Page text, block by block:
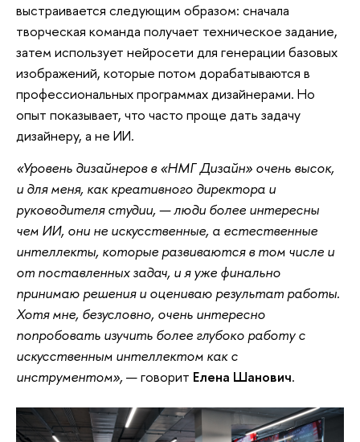
выстраивается следующим образом: сначала
творческая команда получает техническое задание,
затем использует нейросети для генерации базовых
изображений, которые потом дорабатываются в
профессиональных программах дизайнерами. Но
опыт показывает, что часто проще дать задачу
дизайнеру, а не ИИ.
«Уровень дизайнеров в «НМГ Дизайн» очень высок,
и для меня, как креативного директора и
руководителя студии, — люди более интересны
чем ИИ, они не искусственные, а естественные
интеллекты, которые развиваются в том числе и
от поставленных задач, и я уже финально
принимаю решения и оцениваю результат работы.
Хотя мне, безусловно, очень интересно
попробовать изучить более глубоко работу с
искусственным интеллектом как с
инструментом»,— говорит Елена Шанович.